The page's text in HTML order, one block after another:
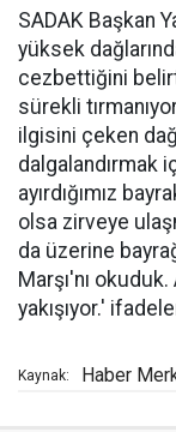
SADAK Başkan
yüksek
cezbettiğini
sürekli
ilgisini çeken
dalgalandırmak
ayırdığımız
olsa zirveye
da üzerine
Marşı'nı okuduk.
yakışıyor.'
Kaynak: Haber